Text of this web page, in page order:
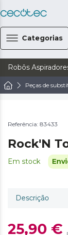
Categorias
Robôs
Peças de
Referência: 83433
Rock'N
Em stock
Descrição
25,90 €